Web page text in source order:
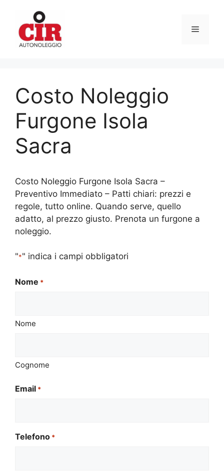
contenuto
Menu
Costo Noleggio
Furgone Isola
Sacra
Costo Noleggio Furgone Isola Sacra –
Preventivo Immediato – Patti chiari: prezzi e
regole, tutto online. Quando serve, quello
adatto, al prezzo giusto. Prenota un furgone a
noleggio.
"*" indica i campi obbligatori
Nome *
Nome
Cognome
Email *
Telefono *